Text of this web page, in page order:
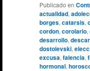
Publicado en
actualidad,
borges, catarsis,
cordon, corolario,
desarrollo,
dostoievski,
excusa, falencia,
hormonal,